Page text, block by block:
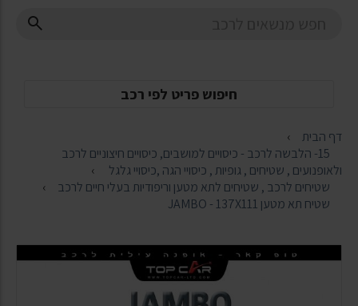
חיפוש פריט לפי רכב
דף הבית
15- הלבשה לרכב - כיסויים למושבים, כיסויים חיצוניים לרכב
ולאופנועים , שטיחים , גופיות , כיסויי הגה ,כיסויי גלגל
שטיחים לרכב , שטיחים לתא מטען וריפודיות בעלי חיים לרכב
שטיח תא מטען JAMBO - 137X111